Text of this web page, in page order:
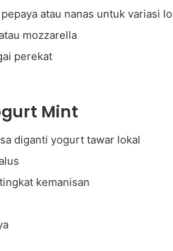
atau nanas untuk variasi
mozzarella
perekat
Mint
diganti yogurt tawar lokal
kemanisan